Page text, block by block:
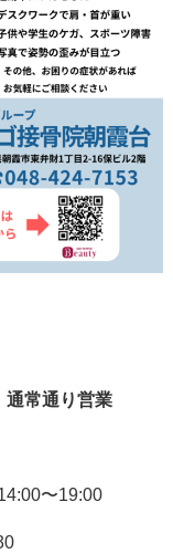
通常通り営業
〜19:00